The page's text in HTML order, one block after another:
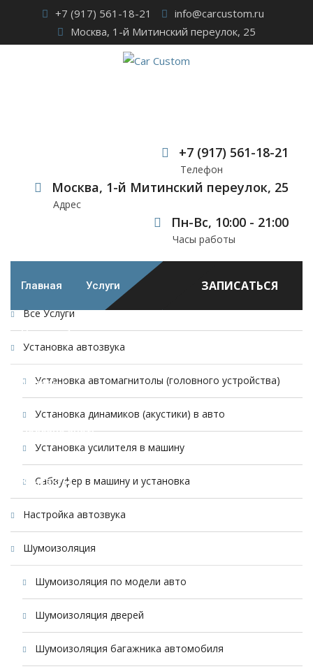
content
+7 (917) 561-18-21
info@carcustom.ru
Москва, 1-й Митинский переулок, 25
+7 (917) 561-18-21
Телефон
Москва, 1-й Митинский переулок, 25
Адрес
Пн-Вс, 10:00 - 21:00
Часы работы
Главная Услуги
Наши работы
Магазин
Полезно знать
Контакты
ЗАПИСАТЬСЯ
Безопасность
Car Custom>Наши работы>Безопасность
Все Услуги
Установка автозвука
Установка автомагнитолы (головного устройства)
Установка динамиков (акустики) в авто
Установка усилителя в машину
Сабвуфер в машину и установка
Настройка автозвука
Шумоизоляция
Шумоизоляция по модели авто
Шумоизоляция дверей
Шумоизоляция багажника автомобиля